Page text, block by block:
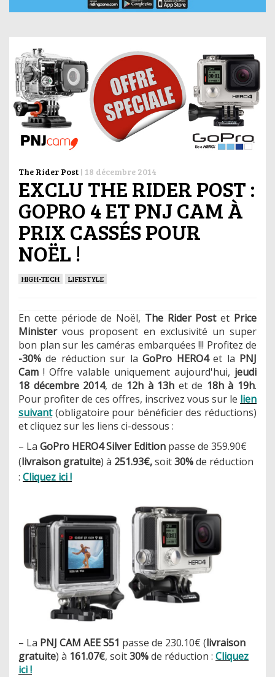
The Rider Post | 18 décembre 2014
EXCLU THE RIDER POST :
GOPRO 4 ET PNJ CAM À
PRIX CASSÉS POUR
NOËL !
HIGH-TECH LIFESTYLE
En cette période de Noël, The Rider Postet Price
Ministervous proposent en exclusivité un super
bon plan sur les caméras embarquées !!! Profitez de
-30% de réduction sur laGoPro HERO4et la PNJ
Cam ! Offre valable uniquement aujourd'hui, jeudi
18 décembre 2014, de 12h à 13h et de 18h à 19h.
Pour profiter de ces offres, inscrivez vous sur le lien
suivant(obligatoire pour bénéficier des réductions)
et cliquez sur les liens ci-dessous :
– La GoPro HERO4 Silver Edition passe de 359.90€
(livraison gratuite) à 251.93€,soit30%de réduction
: Cliquez ici !
– La PNJ CAM AEE S51 passe de 230.10€ (livraison
gratuite) à 161.07€, soit30%de réduction : Cliquez
ici !